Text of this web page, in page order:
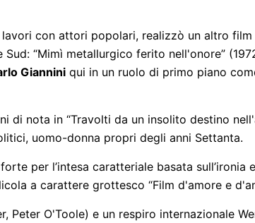
con attori popolari, realizzò un altro
“Mimì metallurgico ferito nell'onore”
Giannini qui in un ruolo di primo piano
di nota in “Travolti da un insolito destino
uomo-donna propri degli anni Settanta.
per l’intesa caratteriale basata sull’ironia
a carattere grottesco “Film d'amore e
Peter O'Toole) e un respiro internazionale